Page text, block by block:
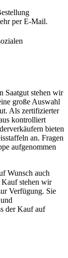
per E-Mail.
Saatgut stehen wir
große Auswahl
Als zertifizierter
kontrolliert
bieten
an. Fragen
aufgenommen
Wunsch auch
Kauf stehen wir
Verfügung. Sie
der Kauf auf